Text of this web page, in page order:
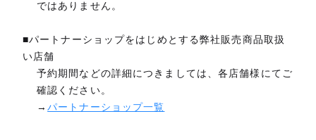
ではありません。
■パートナーショップをはじめとする弊社販売商品取扱
い店舗
予約期間などの詳細につきましては、各店舗様にてご
確認ください。
→パートナーショップ一覧